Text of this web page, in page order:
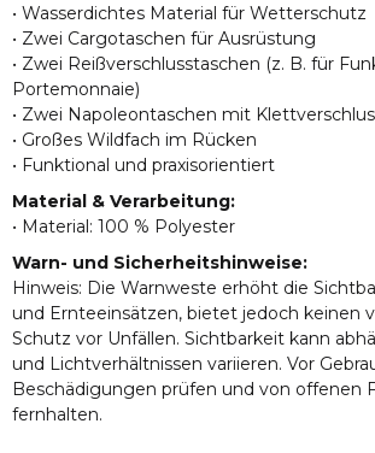
• Wasserdichtes Material für Wetterschutz
• Zwei Cargotaschen für Ausrüstung
• Zwei Reißverschlusstaschen (z. B. für
Portemonnaie)
• Zwei Napoleontaschen mit
• Großes Wildfach im Rücken
• Funktional und praxisorientiert
Material & Verarbeitung:
• Material: 100 % Polyester
Warn- und Sicherheitshinweise:
Hinweis: Die Warnweste erhöht die
und Ernteeinsätzen, bietet jedoch keinen
Schutz vor Unfällen. Sichtbarkeit kann
und Lichtverhältnissen variieren. Vor
Beschädigungen prüfen und von offenen
fernhalten.